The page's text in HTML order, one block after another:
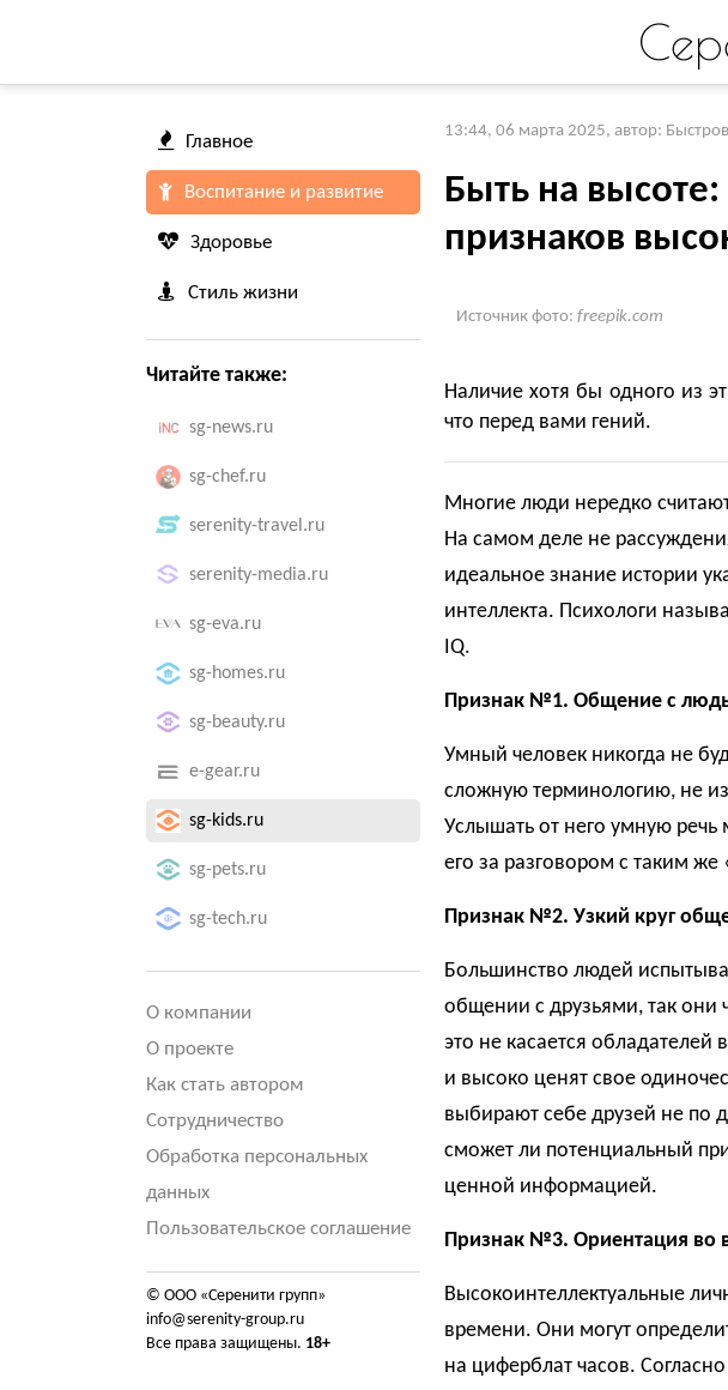
Главное
Воспитание и развитие
Здоровье
Стиль жизни
Читайте также:
sg-news.ru
sg-chef.ru
serenity-travel.ru
serenity-media.ru
sg-eva.ru
sg-homes.ru
sg-beauty.ru
e-gear.ru
sg-kids.ru
sg-pets.ru
sg-tech.ru
О компании
О проекте
Как стать автором
Сотрудничество
Обработка персональных
данных
Пользовательское соглашение
© ООО «Серенити групп»
info@serenity-group.ru
Все права защищены. 18+
13:44, 06 марта 2025, автор:
Быть на
признаков
Источник фото: freepik.com
Наличие хотя бы одного из
что перед вами гений.
Многие люди нередко
На самом деле не
идеальное знание истории
интеллекта. Психологи
IQ.
Признак №1. Общение с
Умный человек никогда не
сложную терминологию, не
Услышать от него умную речь
его за разговором с таким
Признак №2. Узкий круг
Большинство людей
общении с друзьями, так они
это не касается обладателей
и высоко ценят свое
выбирают себе друзей не по
сможет ли потенциальный
ценной информацией.
Признак №3. Ориентация во
Высокоинтеллектуальные
времени. Они могут
на циферблат часов.